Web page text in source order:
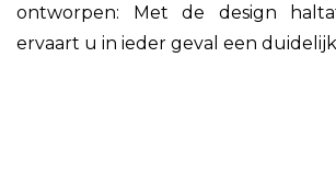
ontworpen: Met de design
ervaart u in ieder geval een